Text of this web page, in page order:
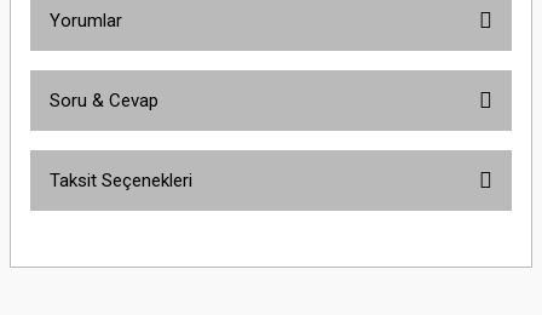
Yorumlar
Soru & Cevap
Soru Sor
Taksit Seçenekleri